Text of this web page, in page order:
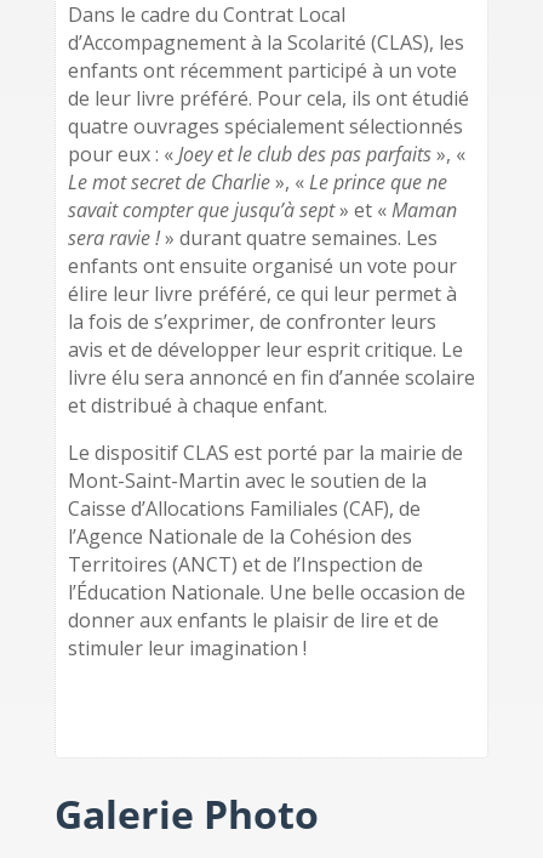
Dans le cadre du Contrat Local
d’Accompagnement à la Scolarité (CLAS), les
enfants ont récemment participé à un vote
de leur livre préféré. Pour cela, ils ont étudié
quatre ouvrages spécialement sélectionnés
pour eux : «Joey et le club des pas parfaits», «
Le mot secret de Charlie», «Le prince que ne
savait compter que jusqu’à sept» et «Maman
sera ravie !» durant quatre semaines. Les
enfants ont ensuite organisé un vote pour
élire leur livre préféré, ce qui leur permet à
la fois de s’exprimer, de confronter leurs
avis et de développer leur esprit critique. Le
livre élu sera annoncé en fin d’année scolaire
et distribué à chaque enfant.
Le dispositif CLAS est porté par la mairie de
Mont-Saint-Martin avec le soutien de la
Caisse d’Allocations Familiales (CAF), de
l’Agence Nationale de la Cohésion des
Territoires (ANCT) et de l’Inspection de
l’Éducation Nationale. Une belle occasion de
donner aux enfants le plaisir de lire et de
stimuler leur imagination !
Galerie Photo